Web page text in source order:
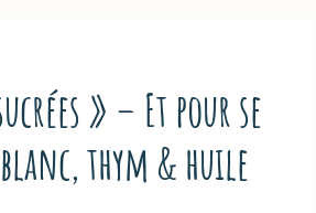
» – Et pour se
thym & huile